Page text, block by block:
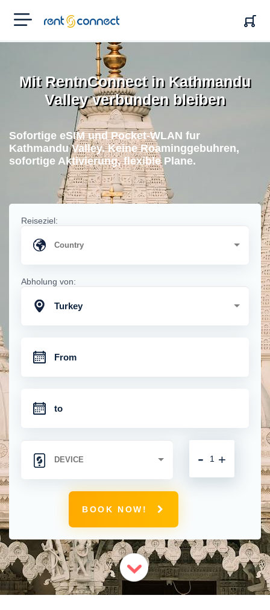
RENT'N
CONNECT
Mit RentnConnect in Kathmandu
Valley verbunden bleiben
Sofortige eSIM und Pocket-WLAN fur
Kathmandu Valley. Keine Roaminggebuhren,
sofortige Aktivierung, flexible Plane.
Reiseziel:
Abholung von:
Turkey
+
-
BOOK NOW!